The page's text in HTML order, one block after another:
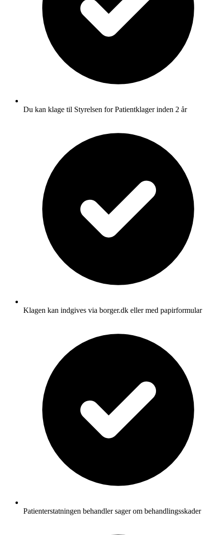
Du kan klage til Styrelsen for Patientklager inden 2 år
Klagen kan indgives via borger.dk eller med papirformular
Patienterstatningen behandler sager om behandlingsskader